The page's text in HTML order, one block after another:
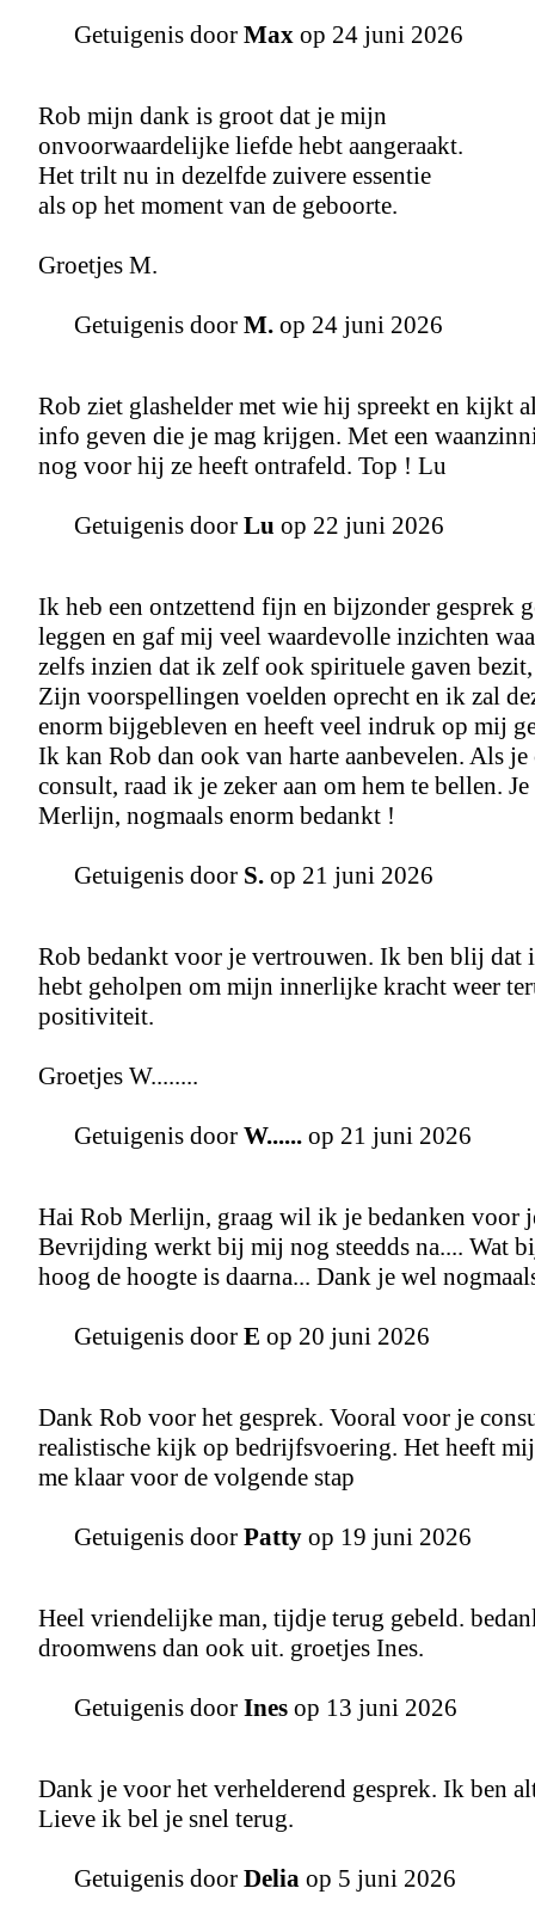
Getuigenis door Max op 24 juni 2026
Rob mijn dank is groot dat je mijn
onvoorwaardelijke liefde hebt aangeraakt.
Het trilt nu in dezelfde zuivere essentie
als op het moment van de geboorte.
Groetjes M.
Getuigenis door M. op 24 juni 2026
Rob ziet glashelder met wie hij spreekt en kijkt
info geven die je mag krijgen. Met een
nog voor hij ze heeft ontrafeld. Top ! Lu
Getuigenis door Lu op 22 juni 2026
Ik heb een ontzettend fijn en bijzonder gesprek
leggen en gaf mij veel waardevolle inzichten
zelfs inzien dat ik zelf ook spirituele gaven
Zijn voorspellingen voelden oprecht en ik zal
enorm bijgebleven en heeft veel indruk op mij
Ik kan Rob dan ook van harte aanbevelen. Als
consult, raad ik je zeker aan om hem te bellen.
Merlijn, nogmaals enorm bedankt !
Getuigenis door S. op 21 juni 2026
Rob bedankt voor je vertrouwen. Ik ben blij dat
hebt geholpen om mijn innerlijke kracht weer
positiviteit.
Groetjes W........
Getuigenis door W...... op 21 juni 2026
Hai Rob Merlijn, graag wil ik je bedanken voor
Bevrijding werkt bij mij nog steedds na.... Wat
hoog de hoogte is daarna... Dank je wel
Getuigenis door E op 20 juni 2026
Dank Rob voor het gesprek. Vooral voor je
realistische kijk op bedrijfsvoering. Het heeft
me klaar voor de volgende stap
Getuigenis door Patty op 19 juni 2026
Heel vriendelijke man, tijdje terug gebeld.
droomwens dan ook uit. groetjes Ines.
Getuigenis door Ines op 13 juni 2026
Dank je voor het verhelderend gesprek. Ik ben
Lieve ik bel je snel terug.
Getuigenis door Delia op 5 juni 2026